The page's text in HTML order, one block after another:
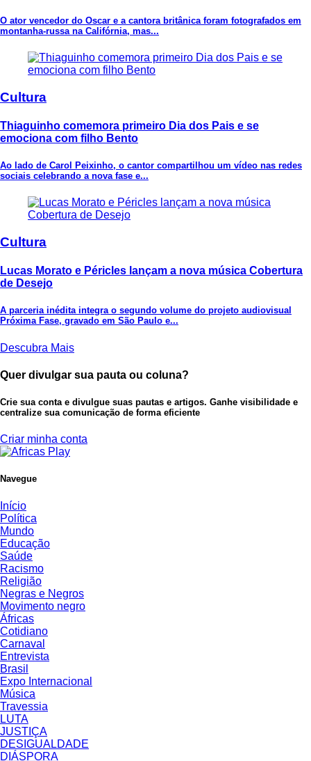
O ator vencedor do Oscar e a cantora britânica foram fotografados em
montanha-russa na Califórnia, mas...
Cultura
Thiaguinho comemora primeiro Dia dos Pais e se
emociona com filho Bento
Ao lado de Carol Peixinho, o cantor compartilhou um vídeo nas redes
sociais celebrando a nova fase e...
Cultura
Lucas Morato e Péricles lançam a nova música Cobertura
de Desejo
A parceria inédita integra o segundo volume do projeto audiovisual
Próxima Fase, gravado em São Paulo e...
Descubra Mais
Quer divulgar sua pauta ou coluna?
Crie sua conta e divulgue suas pautas e artigos. Ganhe visibilidade e
centralize sua comunicação de forma eficiente
Criar minha conta
Navegue
Início
Política
Mundo
Educação
Saúde
Racismo
Religião
Negras e Negros
Movimento negro
Áfricas
Cotidiano
Carnaval
Entrevista
Brasil
Expo Internacional
Música
Travessia
LUTA
JUSTIÇA
DESIGUALDADE
DIÁSPORA